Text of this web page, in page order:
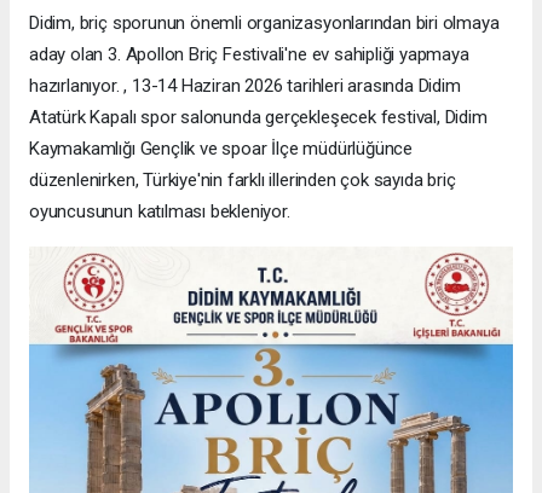
Didim, briç sporunun önemli organizasyonlarından biri olmaya
aday olan 3. Apollon Briç Festivali'ne ev sahipliği yapmaya
hazırlanıyor. , 13-14 Haziran 2026 tarihleri arasında Didim
Atatürk Kapalı spor salonunda gerçekleşecek festival, Didim
Kaymakamlığı Gençlik ve spoar İlçe müdürlüğünce
düzenlenirken, Türkiye'nin farklı illerinden çok sayıda briç
oyuncusunun katılması bekleniyor.